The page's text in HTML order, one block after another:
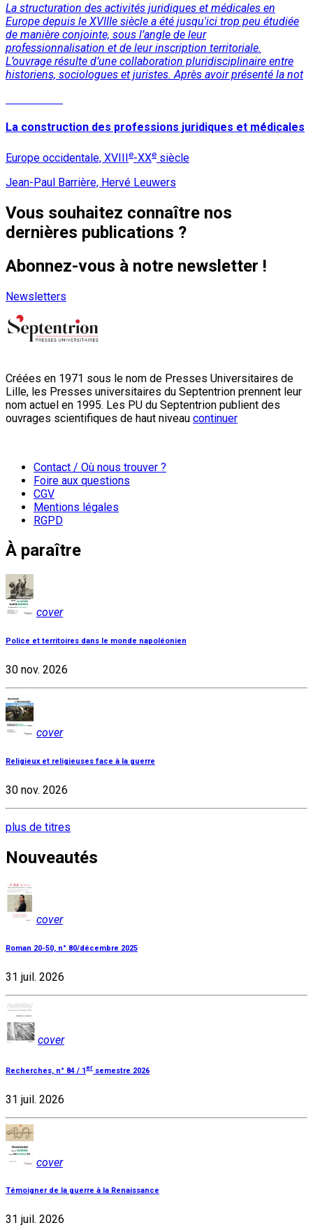
La structuration des activités juridiques et médicales en
Europe depuis le XVIIIe siècle a été jusqu'ici trop peu étudiée
de manière conjointe, sous l’angle de leur
professionnalisation et de leur inscription territoriale.
L’ouvrage résulte d’une collaboration pluridisciplinaire entre
historiens, sociologues et juristes. Après avoir présenté la not
La construction des professions juridiques et médicales
Europe occidentale, XVIIIe-XXe siècle
Jean-Paul Barrière, Hervé Leuwers
Vous souhaitez connaître nos
dernières publications ?
Abonnez-vous à notre newsletter !
Newsletters
Créées en 1971 sous le nom de Presses Universitaires de
Lille, les Presses universitaires du Septentrion prennent leur
nom actuel en 1995. Les PU du Septentrion publient des
ouvrages scientifiques de haut niveau continuer
Contact / Où nous trouver ?
Foire aux questions
CGV
Mentions légales
RGPD
À paraître
cover
Police et territoires dans le monde napoléonien
30 nov. 2026
cover
Religieux et religieuses face à la guerre
30 nov. 2026
plus de titres
Nouveautés
cover
Roman 20-50, n° 80/décembre 2025
31 juil. 2026
cover
Recherches, n° 84 / 1er semestre 2026
31 juil. 2026
cover
Témoigner de la guerre à la Renaissance
31 juil. 2026